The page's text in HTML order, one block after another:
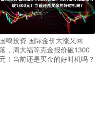
国鸣投资 国际金价大涨又回
，周大福等克金报价破1300
元！当前还是买金的好时机吗？